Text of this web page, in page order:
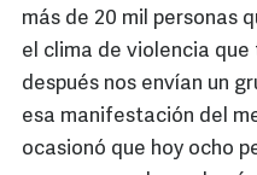
más de 20 mil personas
el clima de violencia que
después nos envían un
esa manifestación del
ocasionó que hoy ocho